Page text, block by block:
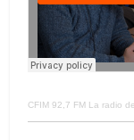
CFIM 92,7 FM La radio